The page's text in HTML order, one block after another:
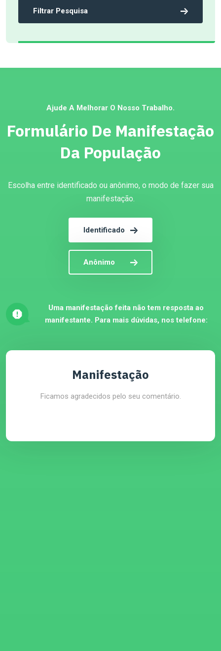
Filtrar Pesquisa
Ajude A Melhorar O Nosso Trabalho.
Formulário De Manifestação
Da População
Escolha entre identificado ou anônimo, o modo de fazer sua
manifestação.
Identificado
Anônimo
Uma manifestação feita não tem resposta ao
manifestante. Para mais dúvidas, nos telefone:
Manifestação
Ficamos agradecidos pelo seu comentário.